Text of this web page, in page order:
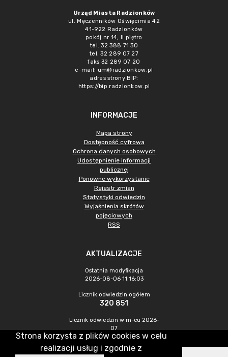
Urząd Miasta Radzionków
ul. Męczenników Oświęcimia 42
41-922 Radzionków
pokój nr 14, II piętro
tel. 32 388 71 30
tel. 32 289 07 27
faks 32 289 07 20
e-mail: um@radzionkow.pl
adres strony BIP:
https://bip.radzionkow.pl
INFORMACJE
Mapa strony
Dostępność cyfrowa
Ochrona danych osobowych
Udostępnienie informacji
publicznej
Ponowne wykorzystanie
Rejestr zmian
Statystyki odwiedzin
Wyjaśnienia skrótów
pojęciowych
RSS
AKTUALIZACJE
Ostatnia modyfikacja
2026-08-06 11:16:03
Licznik odwiedzin ogółem
320 851
Licznik odwiedzin w m-cu 2026-
07
910
Strona korzysta z plików cookies w celu
realizacji usług i zgodnie z